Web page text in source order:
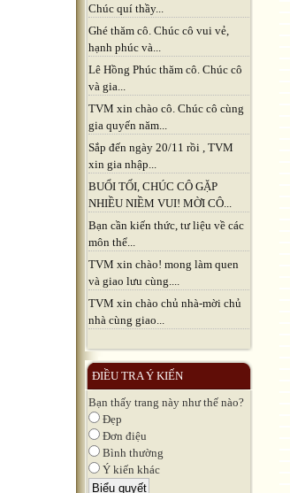
Chúc quí thầy...
Ghé thăm cô. Chúc cô vui vẻ,
hạnh phúc và...
Lê Hồng Phúc thăm cô. Chúc cô
và gia...
TVM xin chào cô. Chúc cô cùng
gia quyến năm...
Sắp đến ngày 20/11 rồi , TVM
xin gia nhập...
BUỔI TỐI, CHÚC CÔ GẶP
NHIỀU NIỀM VUI! MỜI CÔ...
Bạn cần kiến thức, tư liệu về các
môn thể...
TVM xin chào! mong làm quen
và giao lưu cùng....
TVM xin chào chủ nhà-mời chủ
nhà cùng giao...
ĐIỀU TRA Ý KIẾN
Bạn thấy trang này như thế nào?
Đẹp
Đơn điệu
Bình thường
Ý kiến khác